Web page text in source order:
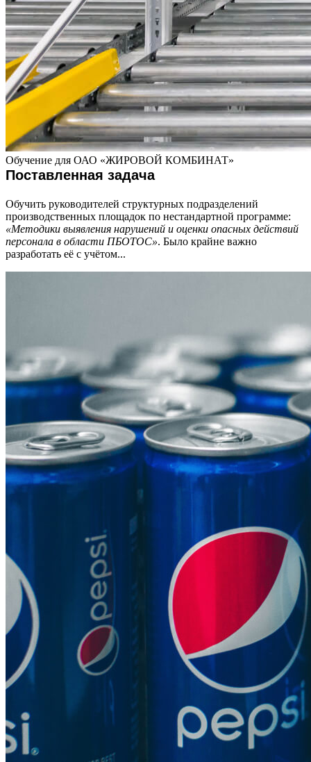
Обучение для ОАО «ЖИРОВОЙ КОМБИНАТ»
Поставленная задача
Обучить руководителей структурных подразделений
производственных площадок по нестандартной программе:
«Методики выявления нарушений и оценки опасных действий
персонала в области ПБОТОС». Было крайне важно
разработать её с учётом...